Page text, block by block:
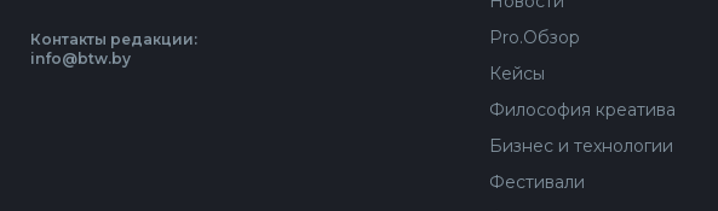
Контакты редакции:
info@btw.by
Pro.Обзор
Кейсы
Философия креатива
Бизнес и технологии
Фестивали